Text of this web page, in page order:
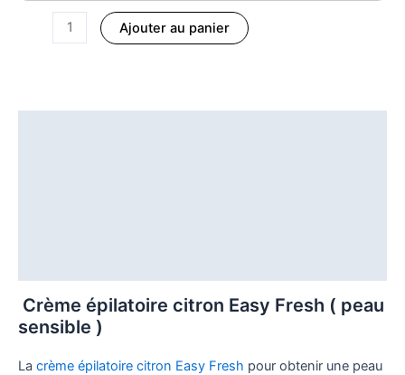
Ajouter au panier
Crème épilatoire citron Easy Fresh ( peau
sensible )
La crème épilatoire citron Easy Fresh pour obtenir une peau